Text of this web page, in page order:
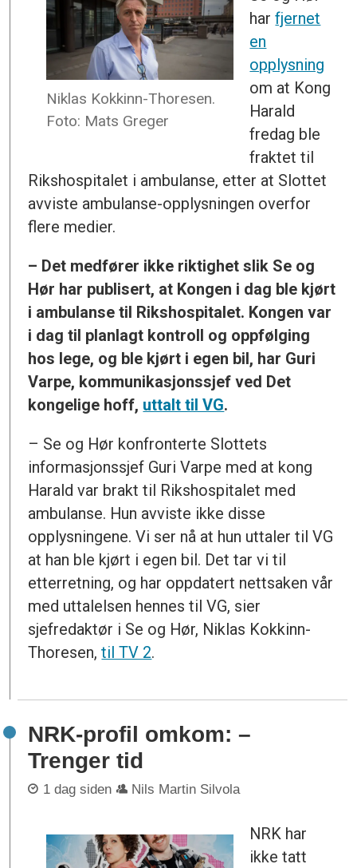
Niklas Kokkinn-Thoresen.
Foto: Mats Greger
harfjernet
en
opplysning
om at Kong
Harald
fredag ble
fraktet til
Rikshospitalet i ambulanse, etter at Slottet
avviste ambulanse-opplysningen overfor
flere medier.
– Det medfører ikke riktighet slik Se og
Hør har publisert, at Kongen i dag ble kjørt
i ambulanse til Rikshospitalet. Kongen var
i dag til planlagt kontroll og oppfølging
hos lege, og ble kjørt i egen bil, har Guri
Varpe, kommunikasjonssjef ved Det
kongelige hoff, uttalt til VG.
– Se og Hør konfronterte Slottets
informasjonssjef Guri Varpe med at kong
Harald var brakt til Rikshospitalet med
ambulanse. Hun avviste ikke disse
opplysningene. Vi ser nå at hun uttaler til VG
at han ble kjørt i egen bil. Det tar vi til
etterretning, og har oppdatert nettsaken vår
med uttalelsen hennes til VG, sier
sjefredaktør i Se og Hør, Niklas Kokkinn-
Thoresen,til TV 2.
NRK-profil omkom: –
Trenger tid
1 dag siden Nils Martin Silvola
NRK har
ikke tatt